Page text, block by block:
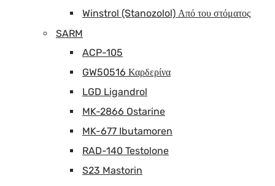
Winstrol (Stanozolol) Από του στόματος
SARM
ACP-105
GW50516 Καρδερίνα
LGD Ligandrol
MK-2866 Ostarine
MK-677 Ibutamoren
RAD-140 Testolone
S23 Mastorin